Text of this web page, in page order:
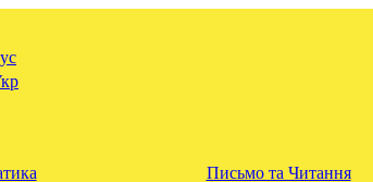
Письмо та Читання